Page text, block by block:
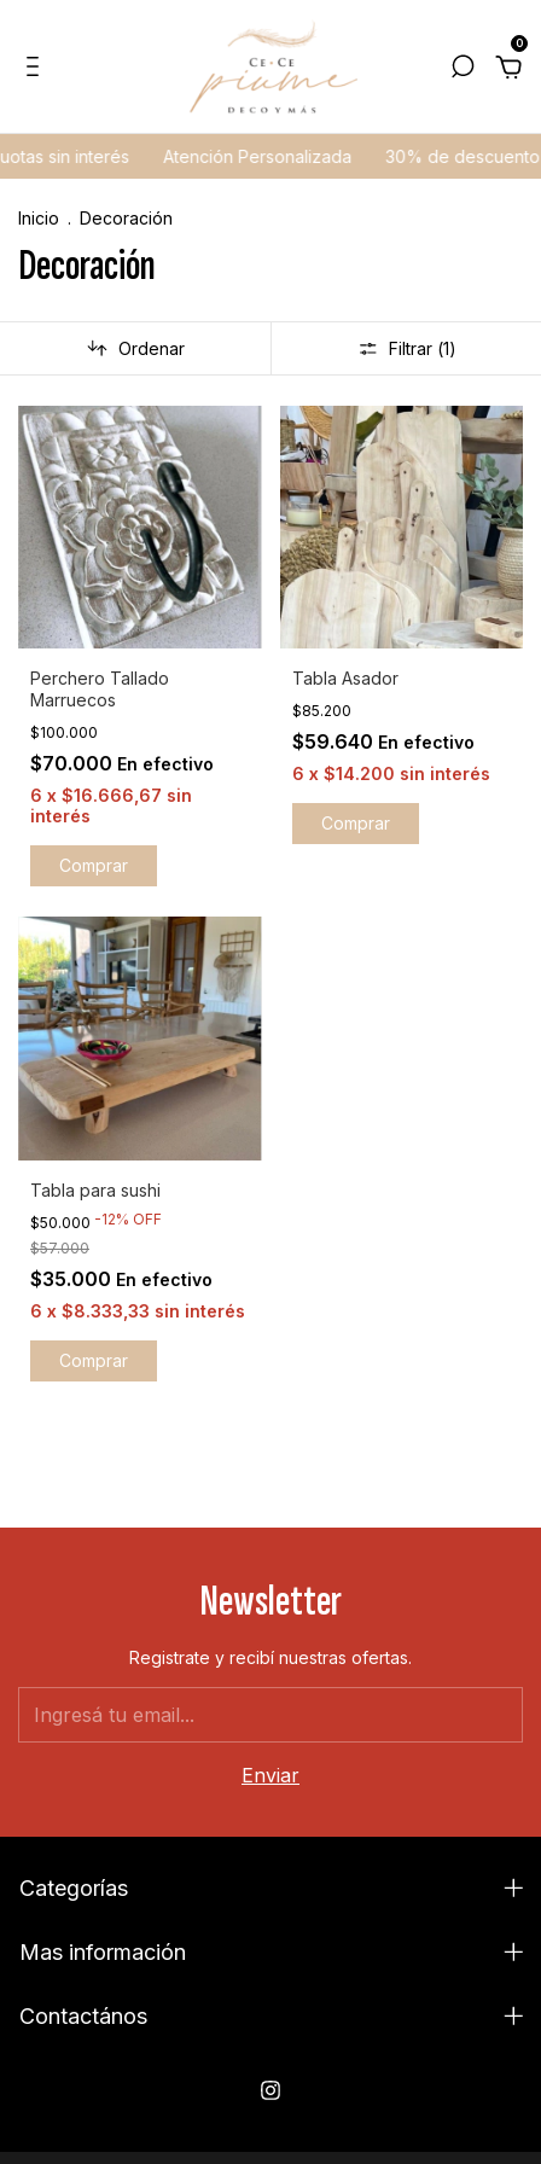
0
sin interés Atención Personalizada 30% de descuento
Inicio . Decoración
Decoración
Ordenar Filtrar (1)
Perchero Tallado
Marruecos
$100.000
$70.000 En efectivo
6 x $16.666,67 sin
interés
Comprar
Tabla Asador
$85.200
$59.640 En efectivo
6 x $14.200 sin interés
Comprar
Tabla para sushi
$50.000 -12% OFF
$57.000
$35.000 En efectivo
6 x $8.333,33 sin interés
Comprar
Newsletter
Registrate y recibí nuestras ofertas.
Categorías
Mas información
Contactános